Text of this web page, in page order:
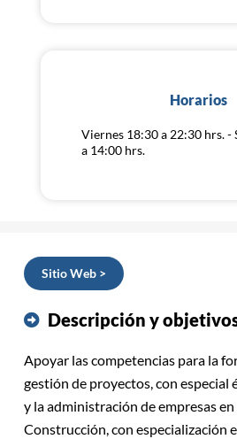
Horarios
Viernes 18:30 a 22:30 hrs. -
a 14:00 hrs.
Sitio Web >
Descripción y
Apoyar las competencias para la
gestión de proyectos, con especial
y la administración de empresas
Construcción, con especialización